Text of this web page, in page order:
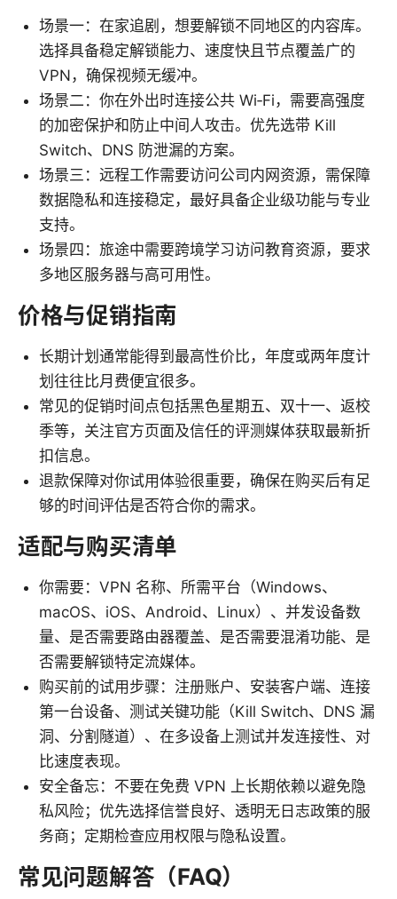
场景一：在家追剧，想要解锁不同地区的内容库。
选择具备稳定解锁能力、速度快且节点覆盖广的
VPN，确保视频无缓冲。
场景二：你在外出时连接公共 Wi‑Fi，需要高强度
的加密保护和防止中间人攻击。优先选带 Kill
Switch、DNS 防泄漏的方案。
场景三：远程工作需要访问公司内网资源，需保障
数据隐私和连接稳定，最好具备企业级功能与专业
支持。
场景四：旅途中需要跨境学习访问教育资源，要求
多地区服务器与高可用性。
价格与促销指南
长期计划通常能得到最高性价比，年度或两年度计
划往往比月费便宜很多。
常见的促销时间点包括黑色星期五、双十一、返校
季等，关注官方页面及信任的评测媒体获取最新折
扣信息。
退款保障对你试用体验很重要，确保在购买后有足
够的时间评估是否符合你的需求。
适配与购买清单
你需要：VPN 名称、所需平台（Windows、
macOS、iOS、Android、Linux）、并发设备数
量、是否需要路由器覆盖、是否需要混淆功能、是
否需要解锁特定流媒体。
购买前的试用步骤：注册账户、安装客户端、连接
第一台设备、测试关键功能（Kill Switch、DNS 漏
洞、分割隧道）、在多设备上测试并发连接性、对
比速度表现。
安全备忘：不要在免费 VPN 上长期依赖以避免隐
私风险；优先选择信誉良好、透明无日志政策的服
务商；定期检查应用权限与隐私设置。
常见问题解答（FAQ）